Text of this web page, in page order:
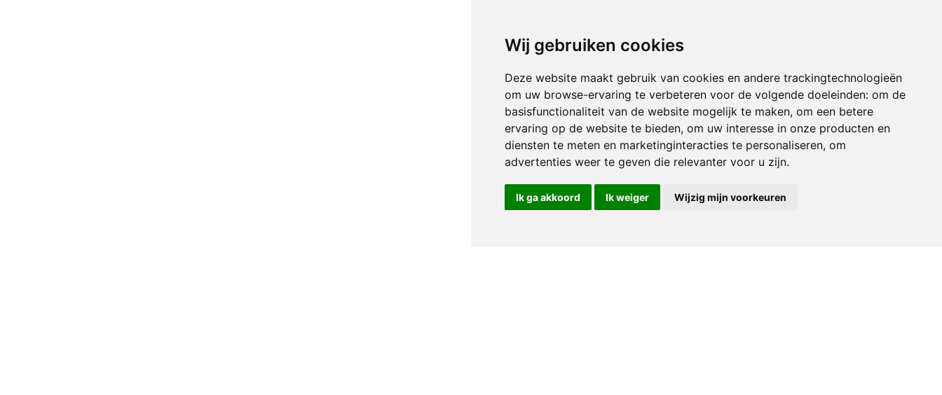
Wij gebruiken cookies
Deze website maakt gebruik van cookies en andere trackingtechnologieën
om uw browse-ervaring te verbeteren voor de volgende doeleinden: om de
basisfunctionaliteit van de website mogelijk te maken, om een betere
ervaring op de website te bieden, om uw interesse in onze producten en
diensten te meten en marketinginteracties te personaliseren, om
advertenties weer te geven die relevanter voor u zijn.
Ik ga akkoord Ik weiger Wijzig mijn voorkeuren